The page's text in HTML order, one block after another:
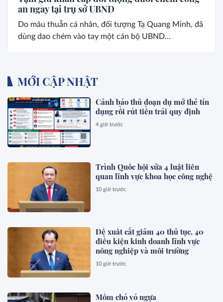
an ngay tại trụ sở UBND
Do mâu thuẫn cá nhân, đối tượng Tạ Quang Minh, đã
dùng dao chém vào tay một cán bộ UBND...
MỚI CẬP NHẬT
Cảnh báo thủ đoạn dụ mở thẻ tín
dụng rồi rút tiền trái quy định
4 giờ trước
Trình Quốc hội sửa 4 luật liên
quan lĩnh vực khoa học công nghệ
10 giờ trước
Đề xuất cắt giảm 40 thủ tục, 40
điều kiện kinh doanh lĩnh vực
nông nghiệp và môi trường
10 giờ trước
Mồm chó vó ngựa